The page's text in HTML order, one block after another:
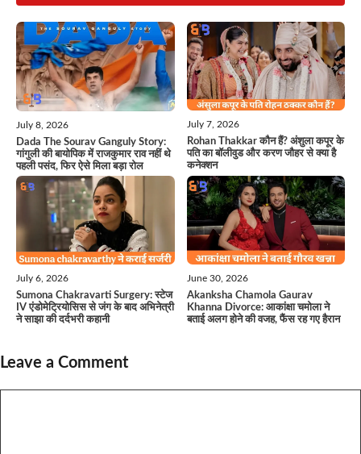
July 8, 2026
Dada The Sourav Ganguly Story:
गांगुली की बायोपिक में राजकुमार राव नहीं थे
पहली पसंद, फिर ऐसे मिला बड़ा रोल
July 7, 2026
Rohan Thakkar कौन हैं? अंशुला कपूर के
पति का बॉलीवुड और करण जौहर से क्या है
कनेक्शन
July 6, 2026
Sumona Chakravarti Surgery: स्टेज
IV एंडोमेट्रियोसिस से जंग के बाद अभिनेत्री
ने साझा की दर्दभरी कहानी
June 30, 2026
Akanksha Chamola Gaurav
Khanna Divorce: आकांक्षा चमोला ने
बताई अलग होने की वजह, फैंस रह गए हैरान
Leave a Comment